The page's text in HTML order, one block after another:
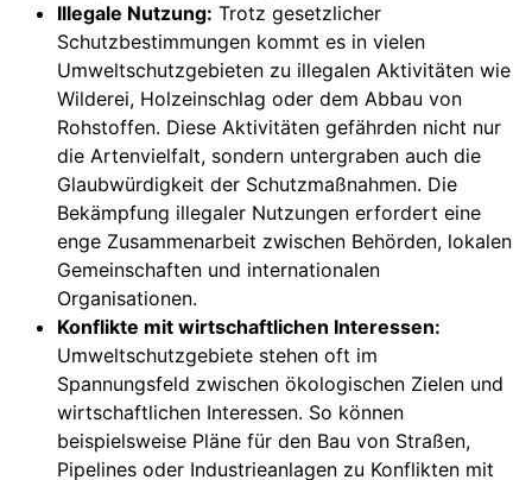
Illegale Nutzung: Trotz gesetzlicher
Schutzbestimmungen kommt es in vielen
Umweltschutzgebieten zu illegalen Aktivitäten wie
Wilderei, Holzeinschlag oder dem Abbau von
Rohstoffen. Diese Aktivitäten gefährden nicht nur
die Artenvielfalt, sondern untergraben auch die
Glaubwürdigkeit der Schutzmaßnahmen. Die
Bekämpfung illegaler Nutzungen erfordert eine
enge Zusammenarbeit zwischen Behörden, lokalen
Gemeinschaften und internationalen
Organisationen.
Konflikte mit wirtschaftlichen Interessen:
Umweltschutzgebiete stehen oft im
Spannungsfeld zwischen ökologischen Zielen und
wirtschaftlichen Interessen. So können
beispielsweise Pläne für den Bau von Straßen,
Pipelines oder Industrieanlagen zu Konflikten mit